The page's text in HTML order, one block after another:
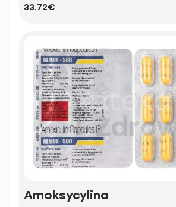
33.72€
Amoksycylina